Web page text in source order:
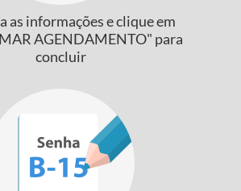
as informações e clique em
AGENDAMENTO" para
concluir